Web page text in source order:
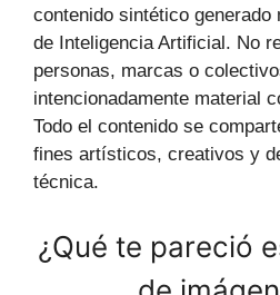
contenido sintético generado
de Inteligencia Artificial. No
personas, marcas o
intencionadamente material
Todo el contenido se
fines artísticos, creativos y
técnica.
¿Qué te pareció